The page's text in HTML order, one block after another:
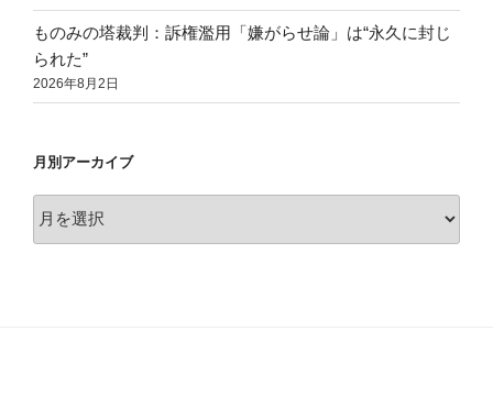
ものみの塔裁判：訴権濫用「嫌がらせ論」は“永久に封じ
られた”
2026年8月2日
月別アーカイブ
別